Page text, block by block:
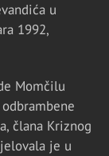
u
1992,
Momčilu
člana Kriznog
je u